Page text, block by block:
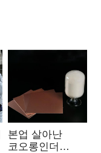
본업 살아난
코오롱인더